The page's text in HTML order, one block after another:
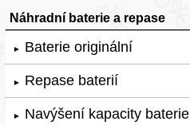
Náhradní baterie a repase
► Baterie originální
► Repase baterií
► Navýšení kapacity baterie